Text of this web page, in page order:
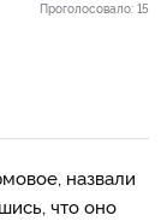
Проголосовало: 15
назвали
что оно